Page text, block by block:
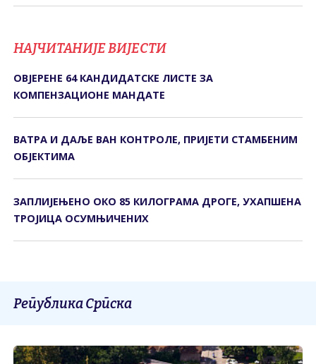
НАЈЧИТАНИЈЕ ВИЈЕСТИ
ОВЈЕРЕНЕ 64 КАНДИДАТСКЕ ЛИСТЕ ЗА
КОМПЕНЗАЦИОНЕ МАНДАТЕ
ВАТРА И ДАЉЕ ВАН КОНТРОЛЕ, ПРИЈЕТИ СТАМБЕНИМ
ОБЈЕКТИМА
ЗАПЛИЈЕЊЕНО ОКО 85 КИЛОГРАМА ДРОГЕ, УХАПШЕНА
ТРОЈИЦА ОСУМЊИЧЕНИХ
Република Српска